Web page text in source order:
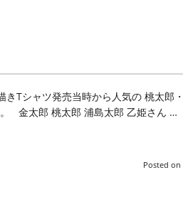
Tシャツ発売当時から人気の 桃太郎
金太郎 桃太郎 浦島太郎 乙姫さん …
Posted on